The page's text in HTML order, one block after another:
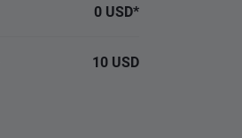
0 USD*
10 USD